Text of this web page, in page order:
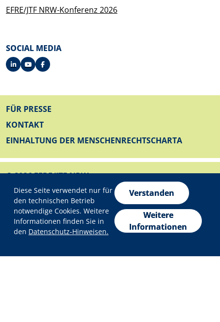
Datenschutzeinstellungen
Diese Seite verwendet nur für
den technischen Betrieb
notwendige Cookies. Weitere
Informationen finden Sie in
den Datenschutz-Hinweisen.
Verstanden
Weitere
Informationen
EFRE/JTF NRW-Konferenz 2026
SOCIAL MEDIA
FUSSZEILE
FÜR PRESSE
KONTAKT
EINHALTUNG DER MENSCHENRECHTSCHARTA
© 2026 EFRE/JTF NRW
FUSSZEILE UNTEN
IMPRESSUM
DATENSCHUTZ
ERKLÄRUNG ZUR BARRIEREFREIHEIT